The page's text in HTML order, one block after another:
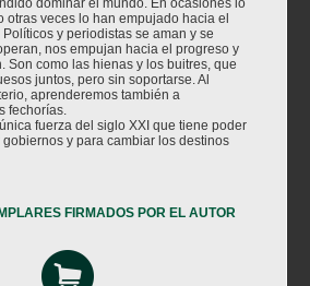
dominar el mundo. En ocasiones lo
otras veces lo han empujado hacia el
y periodistas se aman y se
nos empujan hacia el progreso y
Son como las hienas y los buitres, que
juntos, pero sin soportarse. Al
aprenderemos también a
fechorías.
fuerza del siglo XXI que tiene poder
y para cambiar los destinos
FIRMADOS POR EL AUTOR